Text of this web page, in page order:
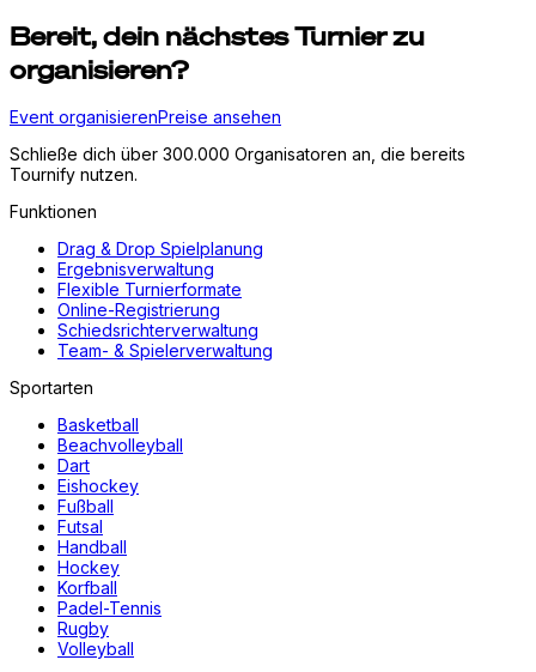
Bereit, dein nächstes Turnier zu
organisieren?
Event organisierenPreise ansehen
Schließe dich über 300.000 Organisatoren an, die bereits
Tournify nutzen.
Funktionen
Drag & Drop Spielplanung
Ergebnisverwaltung
Flexible Turnierformate
Online-Registrierung
Schiedsrichterverwaltung
Team- & Spielerverwaltung
Sportarten
Basketball
Beachvolleyball
Dart
Eishockey
Fußball
Futsal
Handball
Hockey
Korfball
Padel-Tennis
Rugby
Volleyball